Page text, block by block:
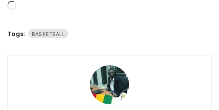
Chargement…
Tags: BASKETBALL